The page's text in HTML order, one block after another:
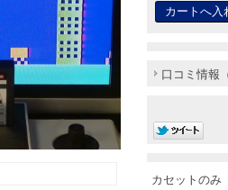
口コミ情報
カセットのみ